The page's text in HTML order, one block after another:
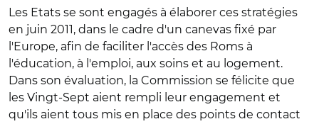
Les Etats se sont engagés à élaborer ces stratégies
en juin 2011, dans le cadre d'un canevas fixé par
l'Europe, afin de faciliter l'accès des Roms à
l'éducation, à l'emploi, aux soins et au logement.
Dans son évaluation, la Commission se félicite que
les Vingt-Sept aient rempli leur engagement et
qu'ils aient tous mis en place des points de contact